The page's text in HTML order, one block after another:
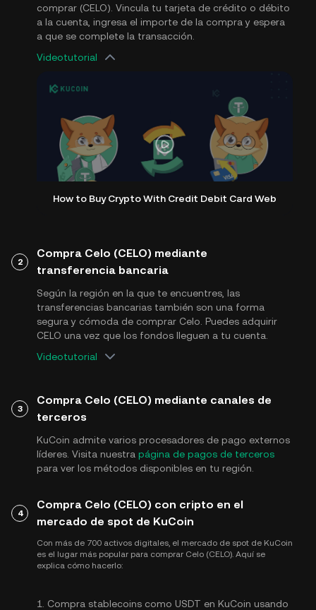
comprar (CELO). Vincula tu tarjeta de crédito o débito
a la cuenta, ingresa el importe de la compra y espera
a que se complete la transacción.
Videotutorial
How to Buy Crypto With Credit Debit Card Web
2
Compra Celo (CELO) mediante
transferencia bancaria
Según la región en la que te encuentres, las
transferencias bancarias también son una forma
segura y cómoda de comprar Celo. Puedes adquirir
CELO una vez que los fondos lleguen a tu cuenta.
Videotutorial
3
Compra Celo (CELO) mediante canales de
terceros
KuCoin admite varios procesadores de pago externos
líderes. Visita nuestra página de pagos de terceros
para ver los métodos disponibles en tu región.
4
Compra Celo (CELO) con cripto en el
mercado de spot de KuCoin
Con más de 700 activos digitales, el mercado de spot de KuCoin
es el lugar más popular para comprar Celo (CELO). Aquí se
explica cómo hacerlo:
1. Compra stablecoins como USDT en KuCoin usando